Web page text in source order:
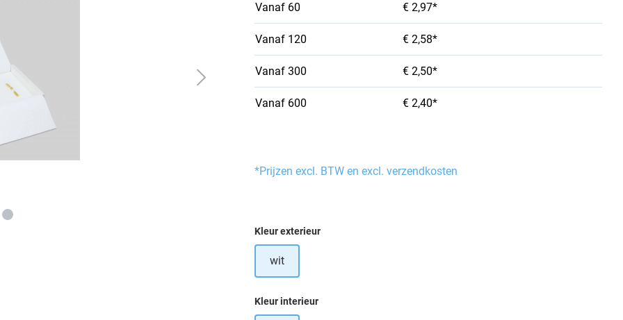
Vanaf 60 € 2,97*
Vanaf 120 € 2,58*
Vanaf 300 € 2,50*
Vanaf 600 € 2,40*
*Prijzen excl. BTW en excl. verzendkosten
Selecteer
Kleur exterieur
wit
Selecteer
Kleur interieur